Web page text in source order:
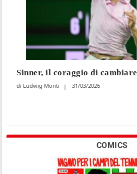
Sinner, il coraggio di cambiare
Ludwig Monti 31/03/2026
COMICS